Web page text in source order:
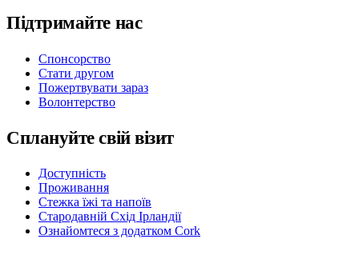
Підтримайте нас
Спонсорство
Стати другом
Пожертвувати зараз
Волонтерство
Сплануйте свій візит
Доступність
Проживання
Стежка їжі та напоїв
Стародавній Схід Ірландії
Ознайомтеся з додатком Cork